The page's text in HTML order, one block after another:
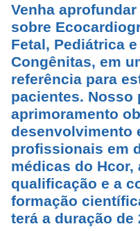
Venha
sobre
Fetal, Pediátrica
Congênitas, em
referência para
pacientes. Nosso
aprimoramento
desenvolvimento
profissionais em
médicas do Hcor,
qualificação e a
formação
terá a duração de